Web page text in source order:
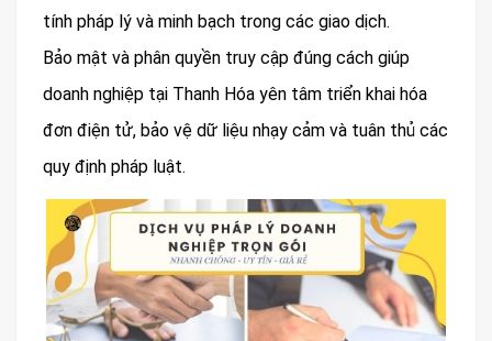
tính pháp lý và minh bạch trong các giao dịch.
Bảo mật và phân quyền truy cập đúng cách giúp
doanh nghiệp tại Thanh Hóa yên tâm triển khai hóa
đơn điện tử, bảo vệ dữ liệu nhạy cảm và tuân thủ các
quy định pháp luật.